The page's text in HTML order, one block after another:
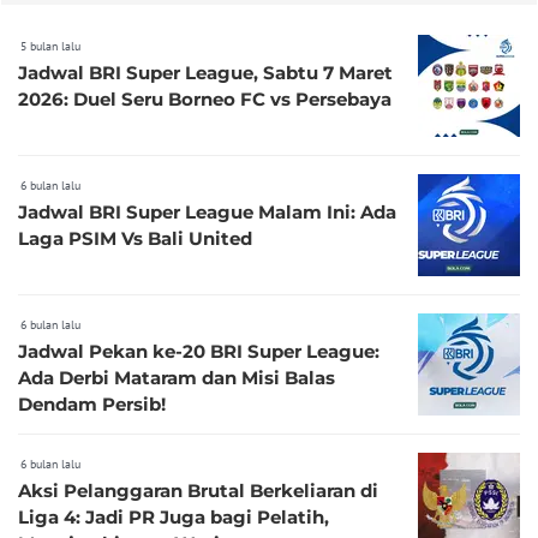
5 bulan lalu
Jadwal BRI Super League, Sabtu 7 Maret
2026: Duel Seru Borneo FC vs Persebaya
6 bulan lalu
Jadwal BRI Super League Malam Ini: Ada
Laga PSIM Vs Bali United
6 bulan lalu
Jadwal Pekan ke-20 BRI Super League:
Ada Derbi Mataram dan Misi Balas
Dendam Persib!
6 bulan lalu
Aksi Pelanggaran Brutal Berkeliaran di
Liga 4: Jadi PR Juga bagi Pelatih,